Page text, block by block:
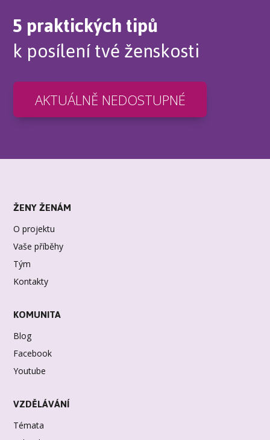
5 praktických tipů
k posílení tvé ženskosti
AKTUÁLNĚ NEDOSTUPNÉ
ŽENY ŽENÁM
O projektu
Vaše příběhy
Tým
Kontakty
KOMUNITA
Blog
Facebook
Youtube
VZDĚLÁVÁNÍ
Témata